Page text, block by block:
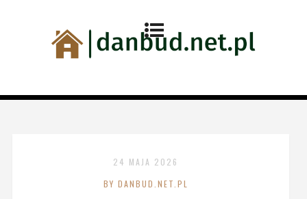
24 MAJA 2026
BY DANBUD.NET.PL